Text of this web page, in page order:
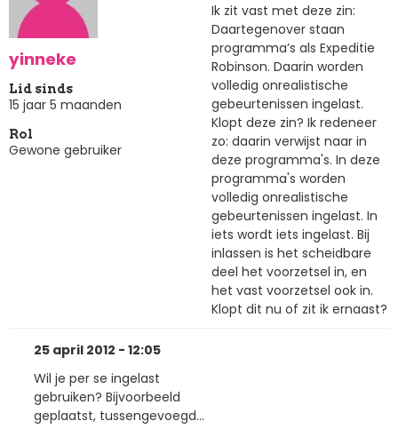
yinneke
Lid sinds
15 jaar 5 maanden
Rol
Gewone gebruiker
Ik zit vast met deze zin:
Daartegenover staan
programma’s als Expeditie
Robinson. Daarin worden
volledig onrealistische
gebeurtenissen ingelast.
Klopt deze zin? Ik redeneer
zo: daarin verwijst naar in
deze programma's. In deze
programma's worden
volledig onrealistische
gebeurtenissen ingelast. In
iets wordt iets ingelast. Bij
inlassen is het scheidbare
deel het voorzetsel in, en
het vast voorzetsel ook in.
Klopt dit nu of zit ik ernaast?
25 april 2012 - 12:05
Wil je per se ingelast
gebruiken? Bijvoorbeeld
geplaatst, tussengevoegd...